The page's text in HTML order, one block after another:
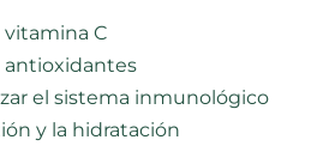
C
antioxidantes
el sistema inmunológico
y la hidratación